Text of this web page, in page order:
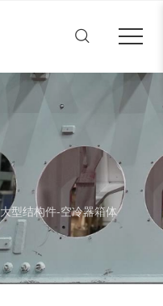
4
Open submenu (关于多凯)
Open submenu (产品中心)
Open submenu (新闻中心)
2
Open submenu (联系我们)
大型结构件-空冷器箱体